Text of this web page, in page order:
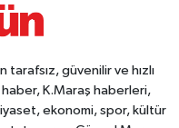
tarafsız, güvenilir ve hızlı
haber, K.Maraş haberleri,
ekonomi, spor, kültür